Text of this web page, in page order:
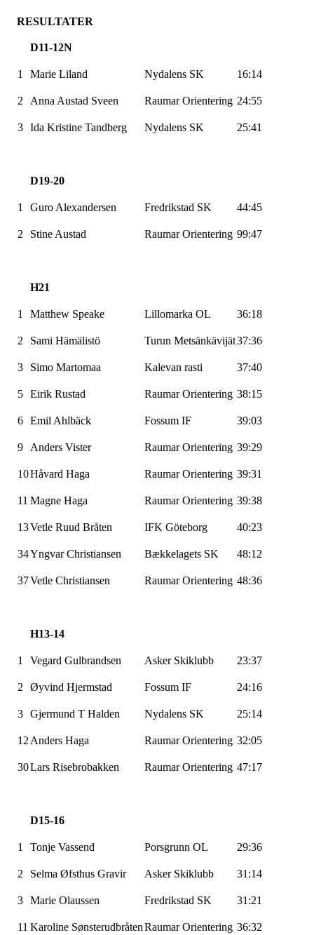
RESULTATER
D11-12N
1 Marie Liland Nydalens SK 16:14
2 Anna Austad Sveen RaumarOrientering 24:55
3 Ida Kristine Tandberg Nydalens SK 25:41
D19-20
1 Guro Alexandersen Fredrikstad SK 44:45
2 Stine Austad RaumarOrientering 99:47
H21
1 Matthew Speake Lillomarka OL 36:18
2 Sami Hämälistö Turun Metsänkävijät37:36
3 Simo Martomaa Kalevan rasti 37:40
5 Eirik Rustad RaumarOrientering 38:15
6 Emil Ahlbäck Fossum IF 39:03
9 Anders Vister RaumarOrientering 39:29
10Håvard Haga RaumarOrientering 39:31
11 Magne Haga RaumarOrientering 39:38
13Vetle Ruud Bråten IFK Göteborg 40:23
34Yngvar Christiansen Bækkelagets SK 48:12
37Vetle Christiansen RaumarOrientering 48:36
H13-14
1 Vegard Gulbrandsen Asker Skiklubb 23:37
2 Øyvind Hjermstad Fossum IF 24:16
3 Gjermund T Halden Nydalens SK 25:14
12 Anders Haga RaumarOrientering 32:05
30Lars Risebrobakken RaumarOrientering 47:17
D15-16
1 Tonje Vassend Porsgrunn OL 29:36
2 Selma Øfsthus Gravir Asker Skiklubb 31:14
3 Marie Olaussen Fredrikstad SK 31:21
11 Karoline SønsterudbråtenRaumarOrientering 36:32